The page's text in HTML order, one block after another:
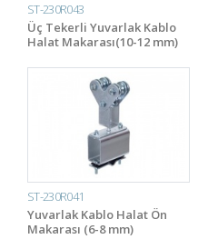
ST-230R043
Üç Tekerli Yuvarlak Kablo
Halat Makarası(10-12 mm)
ST-230R041
Yuvarlak Kablo Halat Ön
Makarası (6-8 mm)